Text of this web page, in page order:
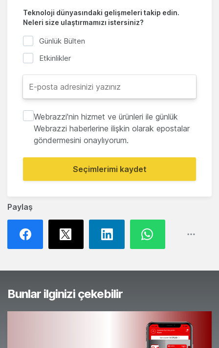
Paylaş
Teknoloji dünyasındaki gelişmeleri takip edin.
Neleri size ulaştırmamızı istersiniz?
Günlük Bülten
Etkinlikler
Webrazzi'nin hizmet ve ürünleri ile günlük
Webrazzi haberlerine ilişkin olarak epostalar
göndermesini onaylıyorum.
Seçimlerimi kaydet
Bunlar ilginizi çekebilir